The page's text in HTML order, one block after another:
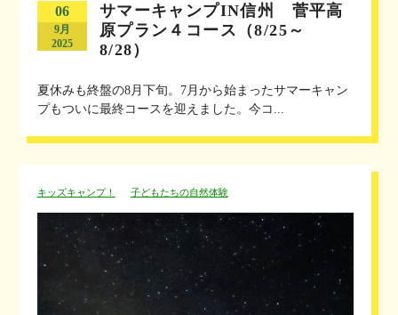
06
9月
2025
サマーキャンプIN信州 菅平高
原プラン４コース（8/25～
8/28）
夏休みも終盤の8月下旬。7月から始まったサマーキャン
プもついに最終コースを迎えました。今コ...
キッズキャンプ！ 子どもたちの自然体験